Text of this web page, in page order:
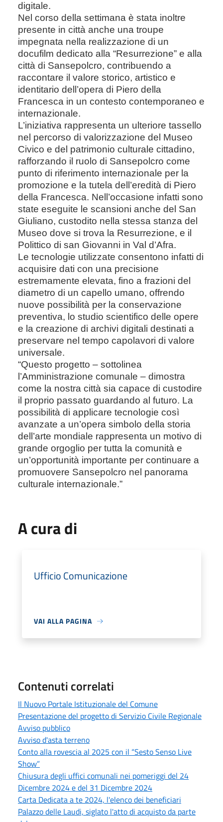
digitale.
Nel corso della settimana è stata inoltre
presente in città anche una troupe
impegnata nella realizzazione di un
docufilm dedicato alla “Resurrezione” e alla
città di Sansepolcro, contribuendo a
raccontare il valore storico, artistico e
identitario dell’opera di Piero della
Francesca in un contesto contemporaneo e
internazionale.
L’iniziativa rappresenta un ulteriore tassello
nel percorso di valorizzazione del Museo
Civico e del patrimonio culturale cittadino,
rafforzando il ruolo di Sansepolcro come
punto di riferimento internazionale per la
promozione e la tutela dell’eredità di Piero
della Francesca. Nell’occasione infatti sono
state eseguite le scansioni anche del San
Giuliano, custodito nella stessa stanza del
Museo dove si trova la Resurrezione, e il
Polittico di san Giovanni in Val d’Afra.
Le tecnologie utilizzate consentono infatti di
acquisire dati con una precisione
estremamente elevata, fino a frazioni del
diametro di un capello umano, offrendo
nuove possibilità per la conservazione
preventiva, lo studio scientifico delle opere
e la creazione di archivi digitali destinati a
preservare nel tempo capolavori di valore
universale.
“Questo progetto – sottolinea
l’Amministrazione comunale – dimostra
come la nostra città sia capace di custodire
il proprio passato guardando al futuro. La
possibilità di applicare tecnologie così
avanzate a un’opera simbolo della storia
dell’arte mondiale rappresenta un motivo di
grande orgoglio per tutta la comunità e
un’opportunità importante per continuare a
promuovere Sansepolcro nel panorama
culturale internazionale.”
A cura di
Ufficio Comunicazione
VAI ALLA PAGINA
Contenuti correlati
Il Nuovo Portale Istituzionale del Comune
Presentazione del progetto di Servizio Civile Regionale
Avviso pubblico
Avviso d'asta terreno
Conto alla rovescia al 2025 con il “Sesto Senso Live
Show”
Chiusura degli uffici comunali nei pomeriggi del 24
Dicembre 2024 e del 31 Dicembre 2024
Carta Dedicata a te 2024, l'elenco dei beneficiari
Palazzo delle Laudi, siglato l'atto di acquisto da parte